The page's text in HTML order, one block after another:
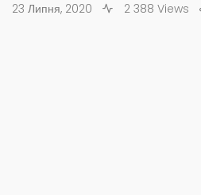
23 Липня, 2020 2 388 Views